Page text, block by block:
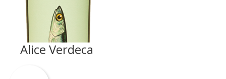
Alice Verdeca